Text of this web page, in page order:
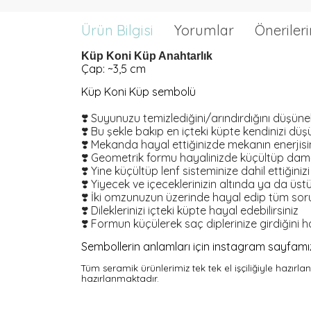
Ürün Bilgisi Yorumlar
Küp Koni Küp Anahtarlık
Çap: ~3,5 cm
Küp Koni Küp sembolü
❣️ Suyunuzu temizlediğini/arındırdığını
❣️ Bu şekle bakıp en içteki küpte kendinizi
❣️ Mekanda hayal ettiğinizde mekanın enerjisini
❣️ Geometrik formu hayalinizde küçültüp
❣️ Yine küçültüp lenf sisteminize dahil
❣️ Yiyecek ve içeceklerinizin altında ya da
❣️ İki omzunuzun üzerinde hayal edip tüm
❣️ Dileklerinizi içteki küpte hayal edebilirsiniz
❣️ Formun küçülerek saç diplerinize girdiğini
Sembollerin anlamları için instagram
Tüm seramik ürünlerimiz tek tek el işçiliğiyle
hazırlanmaktadır.